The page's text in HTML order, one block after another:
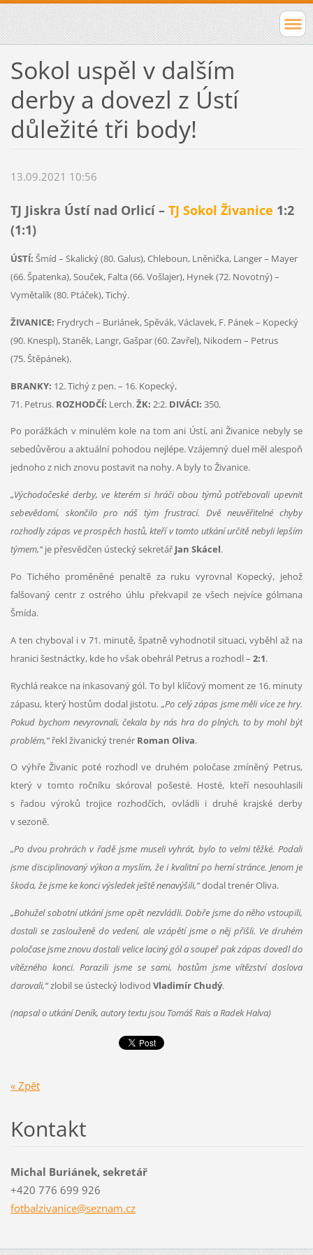
Sokol uspěl v dalším
derby a dovezl z Ústí
důležité tři body!
13.09.2021 10:56
TJ Jiskra Ústí nad Orlicí – TJ Sokol Živanice 1:2
(1:1)
ÚSTÍ: Šmíd – Skalický (80. Galus), Chleboun, Lněnička, Langer – Mayer
(66. Špatenka), Souček, Falta (66. Vošlajer), Hynek (72. Novotný) –
Vymětalík (80. Ptáček), Tichý.
ŽIVANICE: Frydrych – Buriánek, Spěvák, Václavek, F. Pánek – Kopecký
(90. Knespl), Staněk, Langr, Gašpar (60. Zavřel), Nikodem – Petrus
(75. Štěpánek).
BRANKY: 12. Tichý z pen. – 16. Kopecký,
71. Petrus. ROZHODČÍ: Lerch. ŽK: 2:2. DIVÁCI: 350.
Po porážkách v minulém kole na tom ani Ústí, ani Živanice nebyly se
sebedůvěrou a aktuální pohodou nejlépe. Vzájemný duel měl alespoň
jednoho z nich znovu postavit na nohy. A byly to Živanice.
„Východočeské derby, ve kterém si hráči obou týmů potřebovali upevnit
sebevědomí, skončilo pro náš tým frustrací. Dvě neuvěřitelné chyby
rozhodly zápas ve prospěch hostů, kteří v tomto utkání určitě nebyli lepším
týmem,“je přesvědčen ústecký sekretář Jan Skácel.
Po Tichého proměněné penaltě za ruku vyrovnal Kopecký, jehož
falšovaný centr z ostrého úhlu překvapil ze všech nejvíce gólmana
Šmída.
A ten chyboval i v 71. minutě, špatně vyhodnotil situaci, vyběhl až na
hranici šestnáctky, kde ho však obehrál Petrus a rozhodl – 2:1.
Rychlá reakce na inkasovaný gól. To byl klíčový moment ze 16. minuty
zápasu, který hostům dodal jistotu. „Po celý zápas jsme měli více ze hry.
Pokud bychom nevyrovnali, čekala by nás hra do plných, to by mohl být
problém,“řekl živanický trenér Roman Oliva.
O výhře Živanic poté rozhodl ve druhém poločase zmíněný Petrus,
který v tomto ročníku skóroval pošesté. Hosté, kteří nesouhlasili
s řadou výroků trojice rozhodčích, ovládli i druhé krajské derby
v sezoně.
„Po dvou prohrách v řadě jsme museli vyhrát, bylo to velmi těžké. Podali
jsme disciplinovaný výkon a myslím, že i kvalitní po herní stránce. Jenom je
škoda, že jsme ke konci výsledek ještě nenavýšili,“dodal trenér Oliva.
„Bohužel sobotní utkání jsme opět nezvládli. Dobře jsme do něho vstoupili,
dostali se zaslouženě do vedení, ale vzápětí jsme o něj přišli. Ve druhém
poločase jsme znovu dostali velice laciný gól a soupeř pak zápas dovedl do
vítězného konci. Porazili jsme se sami, hostům jsme vítězství doslova
darovali,“zlobil se ústecký lodivod Vladimír Chudý.
(napsal o utkání Deník, autory textu jsou Tomáš Rais a Radek Halva)
« Zpět
Kontakt
Michal Buriánek, sekretář
+420 776 699 926
fotbalzivanice@seznam.cz